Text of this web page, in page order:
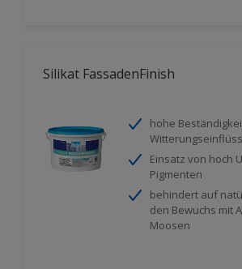
Silikat FassadenFinish
hohe
Einsatz von hoch
Pigmenten
behindert auf
den Bewuchs mit
Moosen